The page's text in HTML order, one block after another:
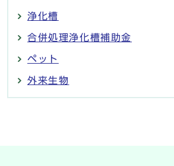
浄化槽
合併処理浄化槽補助金
ペット
外来生物